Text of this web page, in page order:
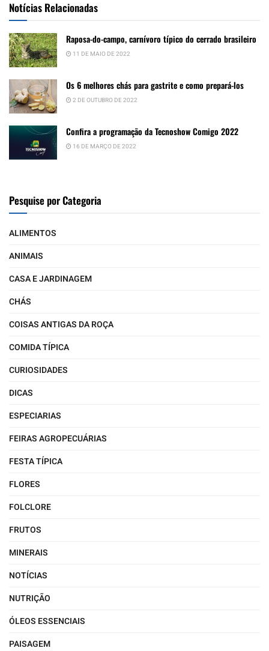
Notícias Relacionadas
Raposa-do-campo, carnívoro típico do cerrado brasileiro
11 DE MAIO DE 2022
Os 6 melhores chás para gastrite e como prepará-los
2 DE OUTUBRO DE 2022
Confira a programação da Tecnoshow Comigo 2022
16 DE MARÇO DE 2022
Pesquise por Categoria
ALIMENTOS
ANIMAIS
CASA E JARDINAGEM
CHÁS
COISAS ANTIGAS DA ROÇA
COMIDA TÍPICA
CURIOSIDADES
DICAS
ESPECIARIAS
FEIRAS AGROPECUÁRIAS
FESTA TÍPICA
FLORES
FOLCLORE
FRUTOS
MINERAIS
NOTÍCIAS
NUTRIÇÃO
ÓLEOS ESSENCIAIS
PAISAGEM